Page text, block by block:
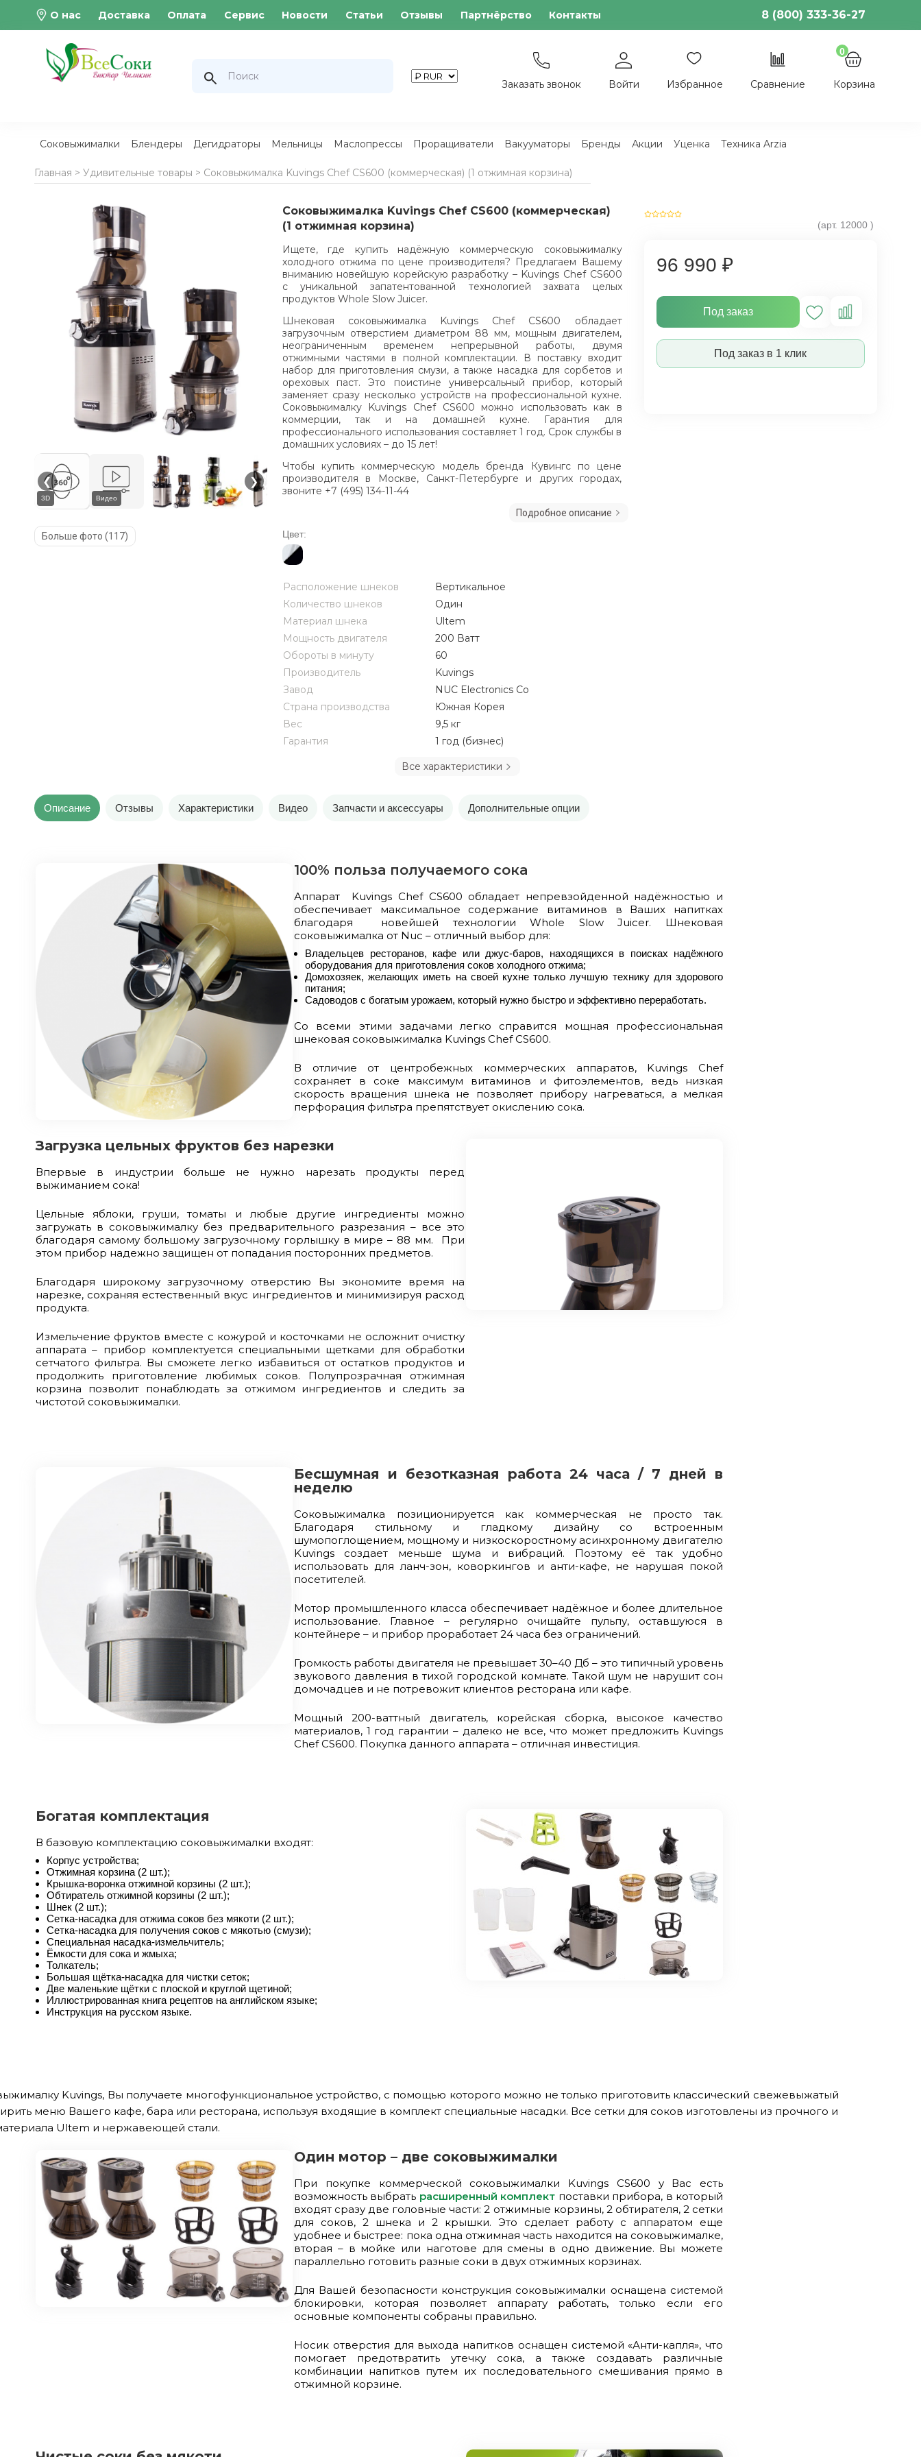
О нас Доставка Оплата Сервис Новости Статьи Отзывы Партнёрство Контакты 8 (800) 333-36-27
Заказать звонок Войти Избранное Сравнение
0
Корзина
Соковыжималки Блендеры Дегидраторы Мельницы Маслопрессы Проращиватели Вакууматоры Бренды Акции Уценка Техника Arzia
Главная > Удивительные товары > Соковыжималка Kuvings Chef CS600 (коммерческая) (1 отжимная корзина)
3D Видео
❮ ❯
Больше фото (117)
Соковыжималка Kuvings Chef CS600 (коммерческая)
(1 отжимная корзина)
(арт. 12000 )
96 990 ₽
Под заказ
Под заказ в 1 клик
Ищете, где купить надёжную коммерческую соковыжималку
холодного отжима по цене производителя? Предлагаем Вашему
вниманию новейшую корейскую разработку – Kuvings Chef CS600
с уникальной запатентованной технологией захвата целых
продуктов Whole Slow Juicer.
Шнековая соковыжималка Kuvings Chef CS600 обладает
загрузочным отверстием диаметром 88 мм, мощным двигателем,
неограниченным временем непрерывной работы, двумя
отжимными частями в полной комплектации. В поставку входит
набор для приготовления смузи, а также насадка для сорбетов и
ореховых паст. Это поистине универсальный прибор, который
заменяет сразу несколько устройств на профессиональной кухне.
Соковыжималку Kuvings Chef CS600 можно использовать как в
коммерции, так и на домашней кухне. Гарантия для
профессионального использования составляет 1 год. Срок службы в
домашних условиях – до 15 лет!
Чтобы купить коммерческую модель бренда Кувингс по цене
производителя в Москве, Санкт-Петербурге и других городах,
звоните +7 (495) 134-11-44
Подробное описание
Цвет:
Расположение шнеков
Вертикальное
Количество шнеков
Один
Материал шнека
Ultem
Мощность двигателя
200 Ватт
Обороты в минуту
60
Производитель
Kuvings
Завод
NUC Electronics Co
Страна производства
Южная Корея
Вес
9,5 кг
Гарантия
1 год (бизнес)
Все характеристики
Описание Отзывы Характеристики Видео Запчасти и аксессуары Дополнительные опции
100% польза получаемого сока
Аппарат Kuvings Chef CS600 обладает непревзойденной надёжностью и
обеспечивает максимальное содержание витаминов в Ваших напитках
благодаря новейшей технологии Whole Slow Juicer. Шнековая
соковыжималка от Nuc – отличный выбор для:
Владельцев ресторанов, кафе или джус-баров, находящихся в поисках надёжного
оборудования для приготовления соков холодного отжима;
Домохозяек, желающих иметь на своей кухне только лучшую технику для здорового
питания;
Садоводов с богатым урожаем, который нужно быстро и эффективно переработать.
Со всеми этими задачами легко справится мощная профессиональная
шнековая соковыжималка Kuvings Chef CS600.
В отличие от центробежных коммерческих аппаратов, Kuvings Chef
сохраняет в соке максимум витаминов и фитоэлементов, ведь низкая
скорость вращения шнека не позволяет прибору нагреваться, а мелкая
перфорация фильтра препятствует окислению сока.
Загрузка цельных фруктов без нарезки
Впервые в индустрии больше не нужно нарезать продукты перед
выжиманием сока!
Цельные яблоки, груши, томаты и любые другие ингредиенты можно
загружать в соковыжималку без предварительного разрезания – все это
благодаря самому большому загрузочному горлышку в мире – 88 мм. При
этом прибор надежно защищен от попадания посторонних предметов.
Благодаря широкому загрузочному отверстию Вы экономите время на
нарезке, сохраняя естественный вкус ингредиентов и минимизируя расход
продукта.
Измельчение фруктов вместе с кожурой и косточками не осложнит очистку
аппарата – прибор комплектуется специальными щетками для обработки
сетчатого фильтра. Вы сможете легко избавиться от остатков продуктов и
продолжить приготовление любимых соков. Полупрозрачная отжимная
корзина позволит понаблюдать за отжимом ингредиентов и следить за
чистотой соковыжималки.
Бесшумная и безотказная работа 24 часа / 7 дней в
неделю
Соковыжималка позиционируется как коммерческая не просто так.
Благодаря стильному и гладкому дизайну со встроенным
шумопоглощением, мощному и низкоскоростному асинхронному двигателю
Kuvings создает меньше шума и вибраций. Поэтому её так удобно
использовать для ланч-зон, коворкингов и анти-кафе, не нарушая покой
посетителей.
Мотор промышленного класса обеспечивает надёжное и более длительное
использование. Главное – регулярно очищайте пульпу, оставшуюся в
контейнере – и прибор проработает 24 часа без ограничений.
Громкость работы двигателя не превышает 30–40 Дб – это типичный уровень
звукового давления в тихой городской комнате. Такой шум не нарушит сон
домочадцев и не потревожит клиентов ресторана или кафе.
Мощный 200-ваттный двигатель, корейская сборка, высокое качество
материалов, 1 год гарантии – далеко не все, что может предложить Kuvings
Chef CS600. Покупка данного аппарата – отличная инвестиция.
Богатая комплектация
В базовую комплектацию соковыжималки входят:
Корпус устройства;
Отжимная корзина (2 шт.);
Крышка-воронка отжимной корзины (2 шт.);
Обтиратель отжимной корзины (2 шт.);
Шнек (2 шт.);
Сетка-насадка для отжима соков без мякоти (2 шт.);
Сетка-насадка для получения соков с мякотью (смузи);
Специальная насадка-измельчитель;
Ёмкости для сока и жмыха;
Толкатель;
Большая щётка-насадка для чистки сеток;
Две маленькие щётки с плоской и круглой щетиной;
Иллюстрированная книга рецептов на английском языке;
Инструкция на русском языке.
Kuvings, Вы получаете многофункциональное устройство, с помощью которого можно не только приготовить классический свежевыжатый
меню Вашего кафе, бара или ресторана, используя входящие в комплект специальные насадки. Все сетки для соков изготовлены из прочного и
Ultem и нержавеющей стали.
Один мотор – две соковыжималки
При покупке коммерческой соковыжималки Kuvings CS600 у Вас есть
возможность выбрать расширенный комплект поставки прибора, в который
входят сразу две головные части: 2 отжимные корзины, 2 обтирателя, 2 сетки
для соков, 2 шнека и 2 крышки. Это сделает работу с аппаратом еще
удобнее и быстрее: пока одна отжимная часть находится на соковыжималке,
вторая – в мойке или наготове для смены в одно движение. Вы можете
параллельно готовить разные соки в двух отжимных корзинах.
Для Вашей безопасности конструкция соковыжималки оснащена системой
блокировки, которая позволяет аппарату работать, только если его
основные компоненты собраны правильно.
Носик отверстия для выхода напитков оснащен системой «Анти-капля», что
помогает предотвратить утечку сока, а также создавать различные
комбинации напитков путем их последовательного смешивания прямо в
отжимной корзине.